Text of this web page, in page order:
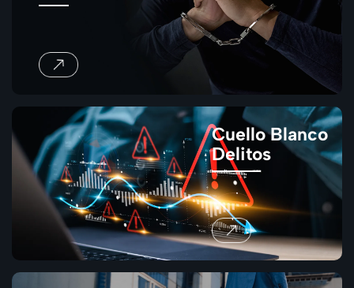
Cuello Blanco
Delitos